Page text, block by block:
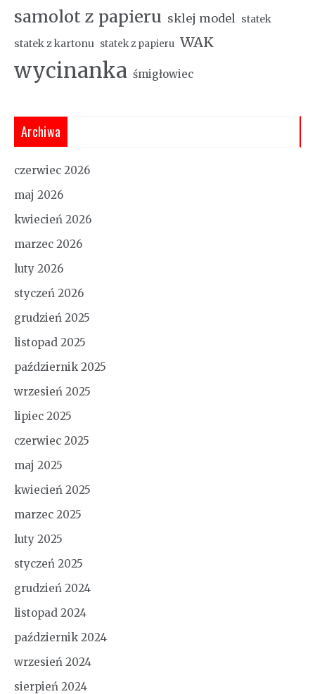
samolot z papieru sklej model
statek
statek z kartonu statek z papieru WAK
wycinanka śmigłowiec
Archiwa
czerwiec 2026
maj 2026
kwiecień 2026
marzec 2026
luty 2026
styczeń 2026
grudzień 2025
listopad 2025
październik 2025
wrzesień 2025
lipiec 2025
czerwiec 2025
maj 2025
kwiecień 2025
marzec 2025
luty 2025
styczeń 2025
grudzień 2024
listopad 2024
październik 2024
wrzesień 2024
sierpień 2024